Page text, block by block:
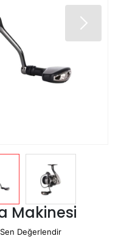
Makinesi
Değerlendir